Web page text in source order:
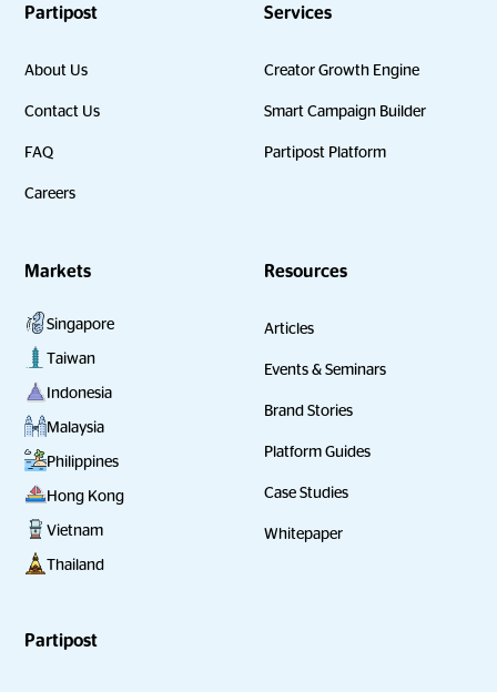
Partipost
About Us
Contact Us
FAQ
Careers
Services
Creator Growth Engine
Smart Campaign Builder
Partipost Platform
Markets
Singapore
Taiwan
Indonesia
Malaysia
Philippines
Hong Kong
Vietnam
Thailand
Resources
Articles
Events & Seminars
Brand Stories
Platform Guides
Case Studies
Whitepaper
Partipost